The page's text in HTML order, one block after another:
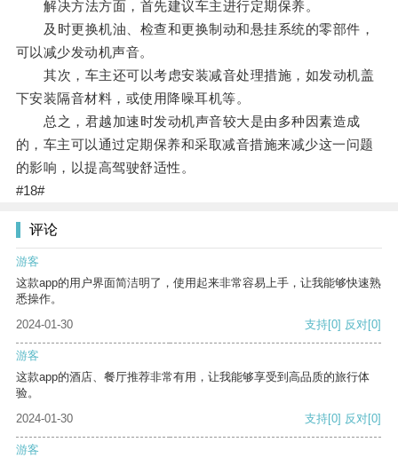
解决方法方面，首先建议车主进行定期保养。
及时更换机油、检查和更换制动和悬挂系统的零部件，
可以减少发动机声音。
其次，车主还可以考虑安装减音处理措施，如发动机盖
下安装隔音材料，或使用降噪耳机等。
总之，君越加速时发动机声音较大是由多种因素造成
的，车主可以通过定期保养和采取减音措施来减少这一问题
的影响，以提高驾驶舒适性。
#18#
评论
游客
这款app的用户界面简洁明了，使用起来非常容易上手，让我能够快速熟
悉操作。
2024-01-30
支持[0] 反对[0]
游客
这款app的酒店、餐厅推荐非常有用，让我能够享受到高品质的旅行体
验。
2024-01-30
支持[0] 反对[0]
游客